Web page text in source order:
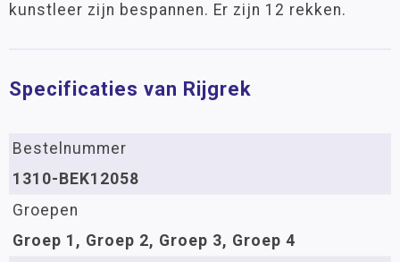
kunstleer zijn bespannen. Er zijn 12 rekken.
Specificaties van Rijgrek
Bestelnummer
1310-BEK12058
Groepen
Groep 1, Groep 2, Groep 3, Groep 4